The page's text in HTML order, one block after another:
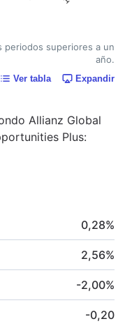
periodos superiores a un
año.
Ver tabla Expandir
Allianz Global
Plus:
0,28%
2,56%
-2,00%
-0,20